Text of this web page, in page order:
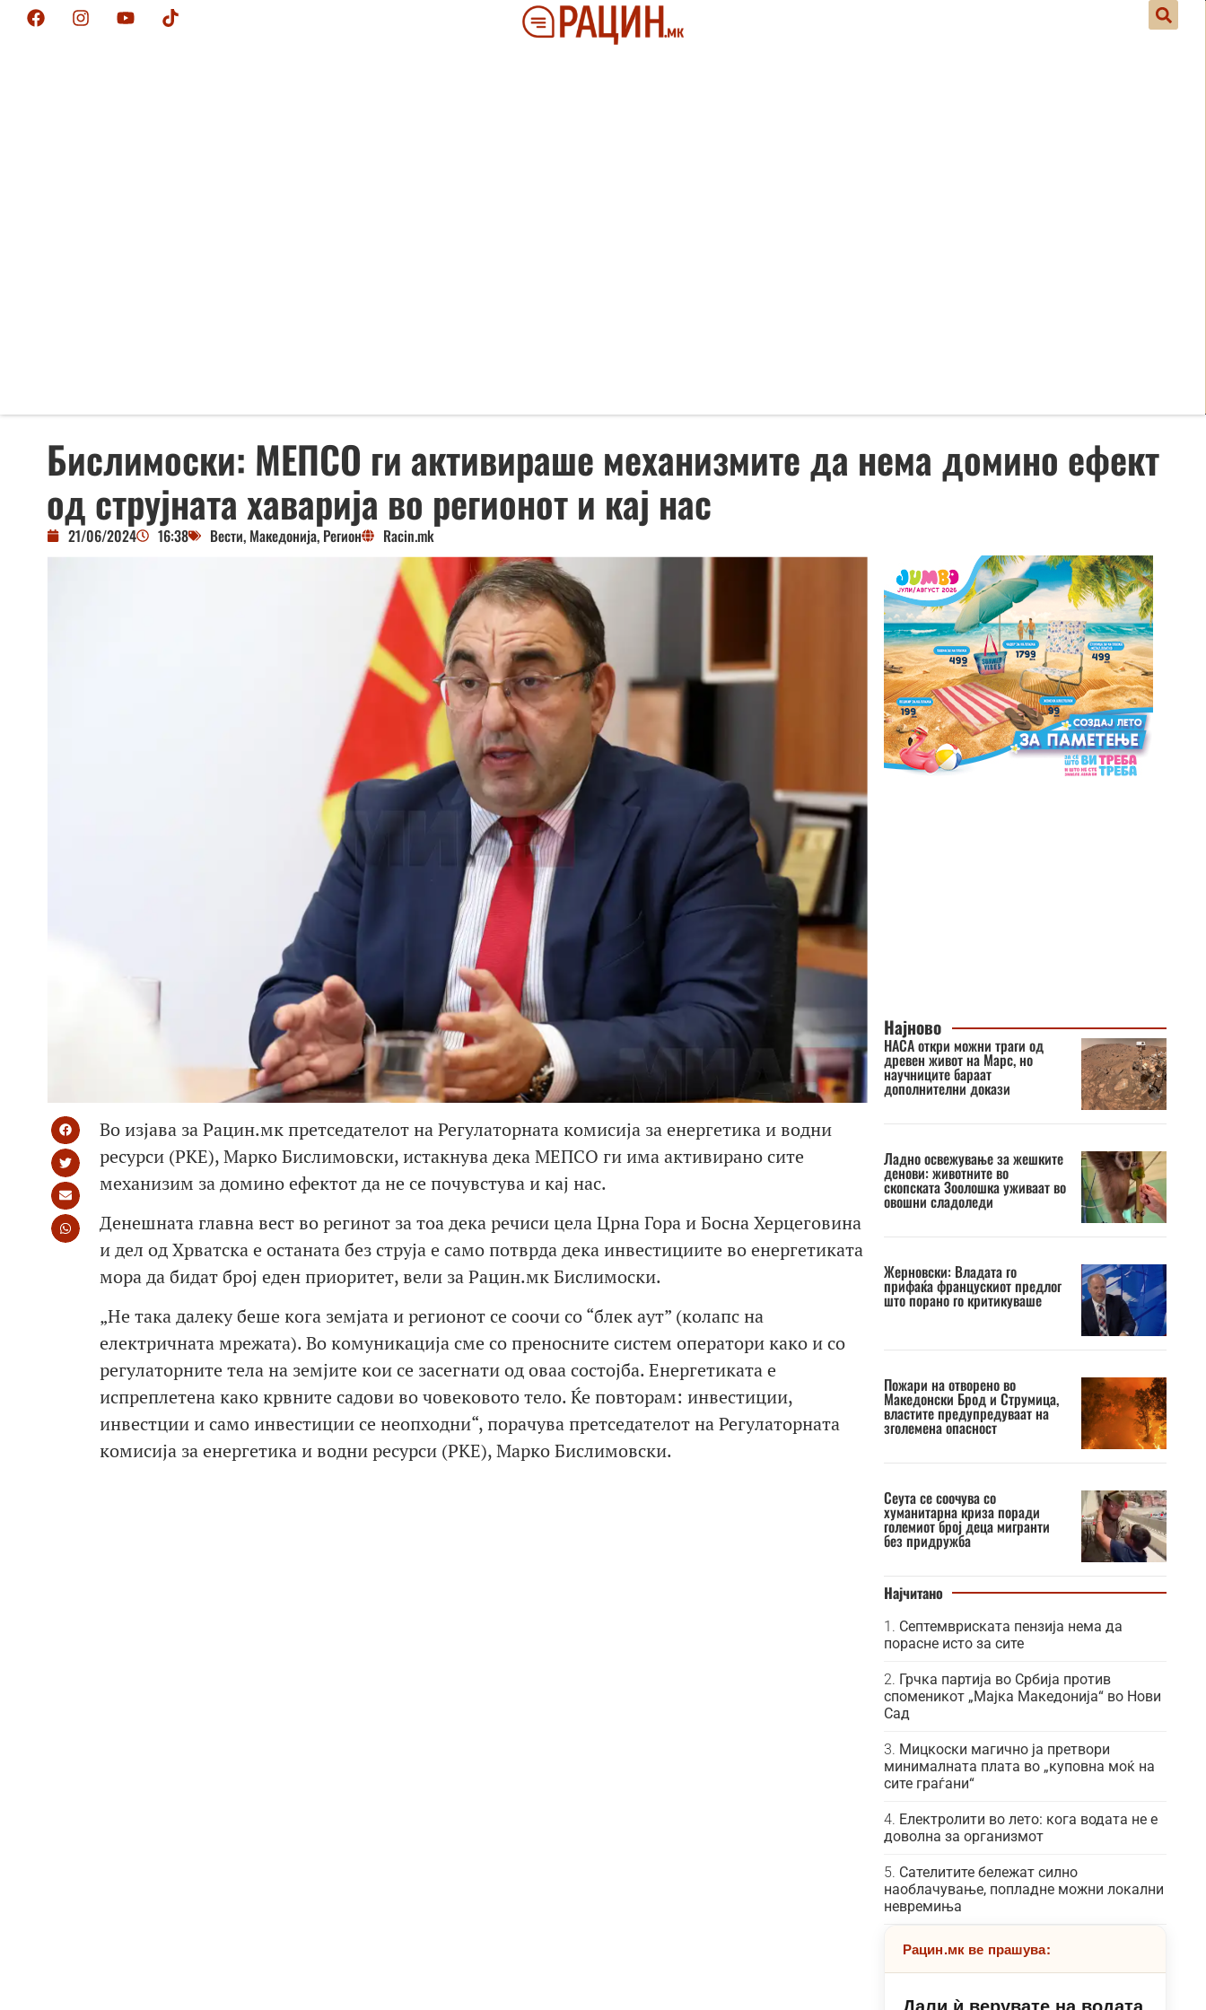
Бислимоски: МЕПСО ги активираше механизмите да нема домино ефект
од струјната хаварија во регионот и кај нас
21/06/2024 16:38 Вести, Македонија, Регион Racin.mk
Во изјава за Рацин.мк претседателот на Регулаторната комисија за енергетика и водни
ресурси (РКЕ), Марко Бислимовски, истакнува дека МЕПСО ги има активирано сите
механизим за домино ефектот да не се почувстува и кај нас.
Денешната главна вест во регинот за тоа дека речиси цела Црна Гора и Босна Херцеговина
и дел од Хрватска е останата без струја е само потврда дека инвестициите во енергетиката
мора да бидат број еден приоритет, вели за Рацин.мк Бислимоски.
„Не така далеку беше кога земјата и регионот се соочи со “блек аут” (колапс на
електричната мрежата). Во комуникација сме со преносните систем оператори како и со
регулаторните тела на земјите кои се засегнати од оваа состојба. Енергетиката е
испреплетена како крвните садови во човековото тело. Ќе повторам: инвестиции,
инвестции и само инвестиции се неопходни“, порачува претседателот на Регулаторната
комисија за енергетика и водни ресурси (РКЕ), Марко Бислимовски.
Најново
НАСА откри можни траги од
древен живот на Марс, но
научниците бараат
дополнителни докази
Ладно освежување за жешките
денови: животните во
скопската Зоолошка уживаат во
овошни сладоледи
Жерновски: Владата го
прифаќа францускиот предлог
што порано го критикуваше
Пожари на отворено во
Македонски Брод и Струмица,
властите предупредуваат на
зголемена опасност
Сеута се соочува со
хуманитарна криза поради
големиот број деца мигранти
без придружба
Најчитано
Септемвриската пензија нема да
порасне исто за сите
Грчка партија во Србија против
споменикот „Мајка Македонија“ во Нови
Сад
Мицкоски магично ја претвори
минималната плата во „куповна моќ на
сите граѓани“
Електролити во лето: кога водата не е
доволна за организмот
Сателитите бележат силно
наоблачување, попладне можни локални
невремиња
Рацин.мк ве прашува: